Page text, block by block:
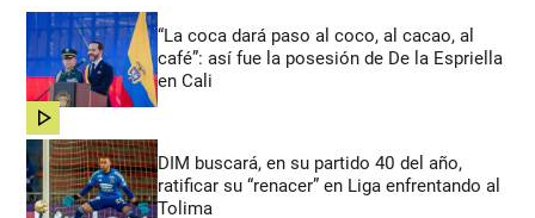
“La coca dará paso al coco, al cacao, al
café”: así fue la posesión de De la Espriella
en Cali
share
DIM buscará, en su partido 40 del año,
ratificar su “renacer” en Liga enfrentando al
Tolima